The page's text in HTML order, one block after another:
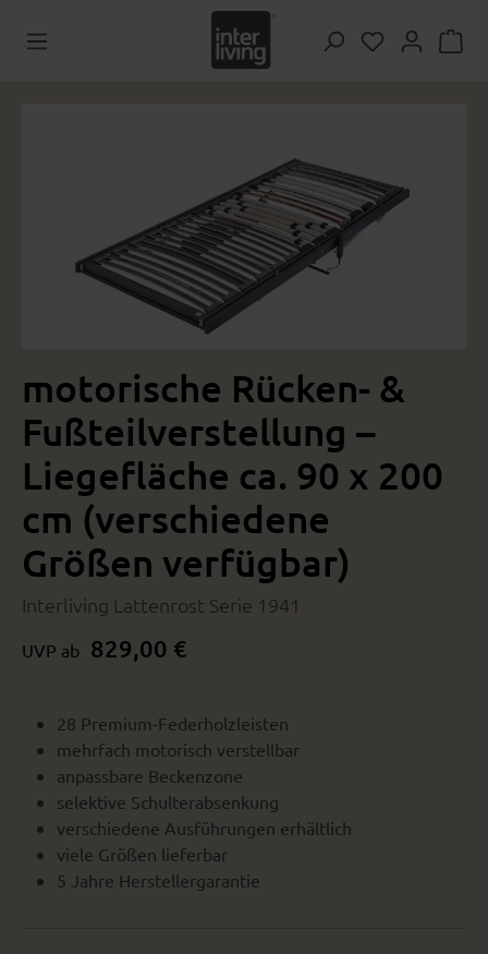
Zum Hauptinhalt springen
Du hast 0
motorische Rücken- &
Fußteilverstellung –
Liegefläche ca. 90 x 200
cm (verschiedene
Größen verfügbar)
Interliving Lattenrost Serie 1941
UVP ab 829,00 €
28 Premium-Federholzleisten
mehrfach motorisch verstellbar
anpassbare Beckenzone
selektive Schulterabsenkung
verschiedene Ausführungen erhältlich
viele Größen lieferbar
5 Jahre Herstellergarantie